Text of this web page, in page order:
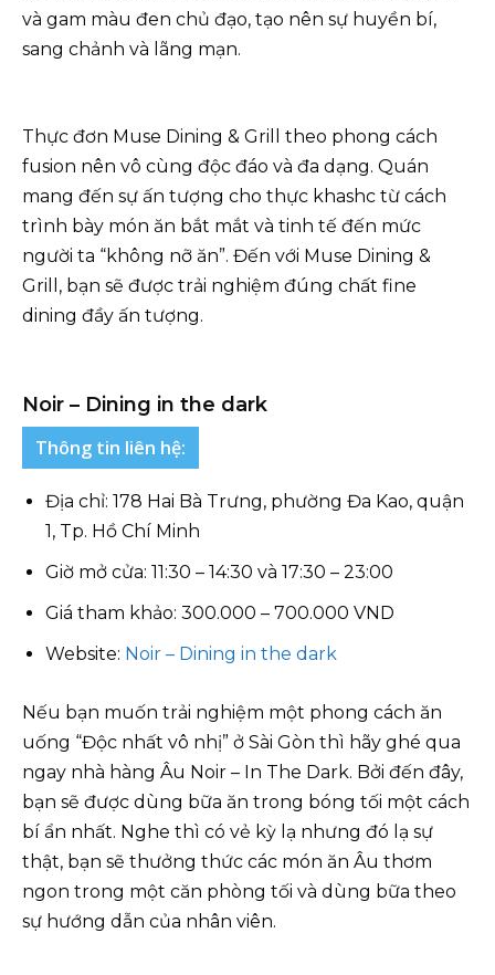
và gam màu đen chủ đạo, tạo nên sự huyền bí,
sang chảnh và lãng mạn.
Thực đơn Muse Dining & Grill theo phong cách
fusion nên vô cùng độc đáo và đa dạng. Quán
mang đến sự ấn tượng cho thực khashc từ cách
trình bày món ăn bắt mắt và tinh tế đến mức
người ta “không nỡ ăn”. Đến với Muse Dining &
Grill, bạn sẽ được trải nghiệm đúng chất fine
dining đầy ấn tượng.
Noir – Dining in the dark
Thông tin liên hệ:
Địa chỉ: 178 Hai Bà Trưng, phường Đa Kao, quận
1, Tp. Hồ Chí Minh
Giờ mở cửa: 11:30 – 14:30 và 17:30 – 23:00
Giá tham khảo: 300.000 – 700.000 VND
Website: Noir – Dining in the dark
Nếu bạn muốn trải nghiệm một phong cách ăn
uống “Độc nhất vô nhị” ở Sài Gòn thì hãy ghé qua
ngay nhà hàng Âu Noir – In The Dark. Bởi đến đây,
bạn sẽ được dùng bữa ăn trong bóng tối một cách
bí ẩn nhất. Nghe thì có vẻ kỳ lạ nhưng đó lạ sự
thật, bạn sẽ thưởng thức các món ăn Âu thơm
ngon trong một căn phòng tối và dùng bữa theo
sự hướng dẫn của nhân viên.